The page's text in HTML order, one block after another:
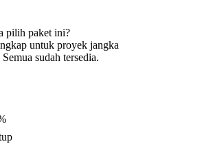
pilih paket ini?
untuk proyek jangka
sudah tersedia.